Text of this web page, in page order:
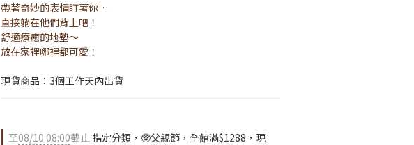
帶著奇妙的表情盯著你…
直接躺在他們背上吧！
舒適療癒的地墊～
放在家裡哪裡都可愛！
現貨商品：3個工作天內出貨
至08/10 08:00截止 指定分類，🥸父親節，全館滿$1288，現